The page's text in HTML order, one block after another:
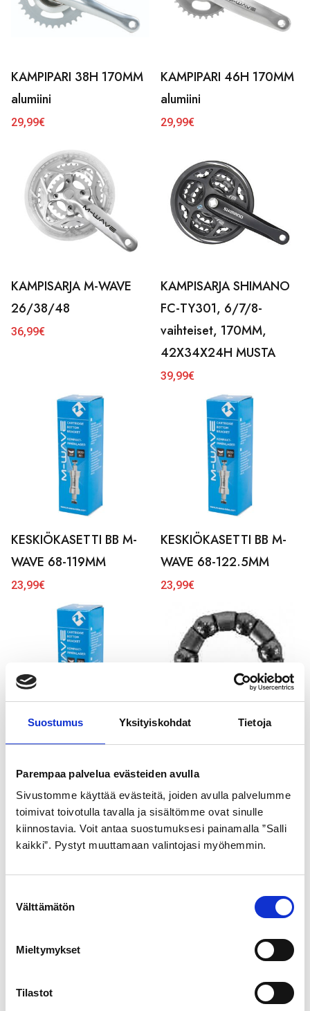
Suostumus Yksityiskohdat Tietoja
Parempaa palvelua evästeiden avulla
Sivustomme käyttää evästeitä, joiden avulla palvelumme
toimivat toivotulla tavalla ja sisältömme ovat sinulle
kiinnostavia. Voit antaa suostumuksesi painamalla ”Salli
kaikki”. Pystyt muuttamaan valintojasi myöhemmin.
Välttämätön
Mieltymykset
Tilastot
KAMPIPARI 38H 170MM
alumiini
29,99€
KAMPIPARI 46H 170MM
alumiini
29,99€
KAMPISARJA M-WAVE
26/38/48
36,99€
KAMPISARJA SHIMANO
FC-TY301, 6/7/8-
vaihteiset, 170MM,
42X34X24H MUSTA
39,99€
KESKIÖKASETTI BB M-
WAVE 68-119MM
23,99€
KESKIÖKASETTI BB M-
WAVE 68-122.5MM
23,99€
KESKIÖKASETTI BB M-
WAVE 68-127MM
23,99€
KUULARENGAS FAUBER
2,99€
Fauber osat (3)